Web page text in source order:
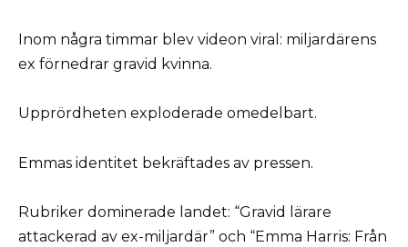
Inom några timmar blev videon viral: miljardärens
ex förnedrar gravid kvinna.
Upprördheten exploderade omedelbart.
Emmas identitet bekräftades av pressen.
Rubriker dominerade landet: “Gravid lärare
attackerad av ex-miljardär” och “Emma Harris: Från